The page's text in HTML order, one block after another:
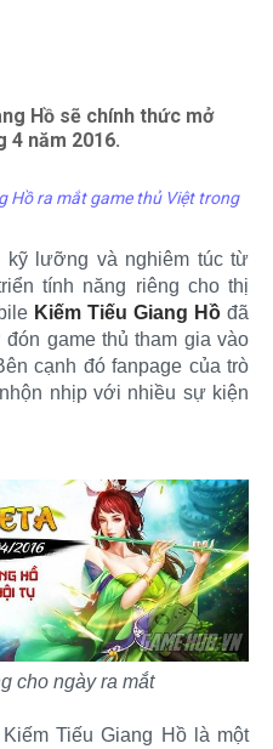
Hồ sẽ chính thức mở
4 năm 2016.
Hồ ra mắt game thủ Việt trong
kỹ lưỡng và nghiêm túc từ
tính năng riêng cho thị
Kiếm Tiếu Giang Hồ đã
game thủ tham gia vào
cạnh đó fanpage của trò
nhịp với nhiều sự kiện
cho ngày ra mắt
Tiếu Giang Hồ là một